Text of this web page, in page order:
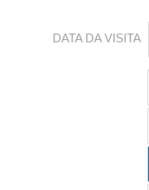
DATA DA VISITA